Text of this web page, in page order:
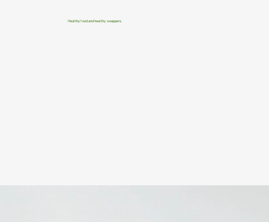
Healthy food and healthy swappers